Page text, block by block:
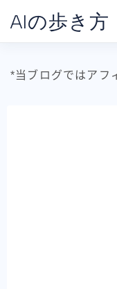
AIの歩き方
*当ブログではアフ